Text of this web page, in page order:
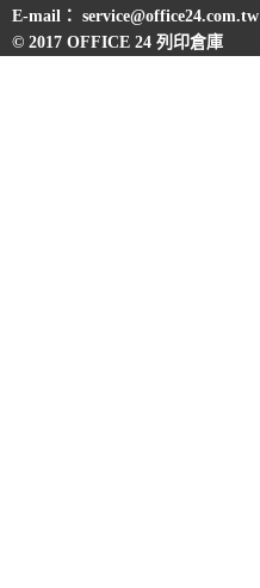
E-mail： service@office24.com.tw
© 2017 OFFICE 24 列印倉庫